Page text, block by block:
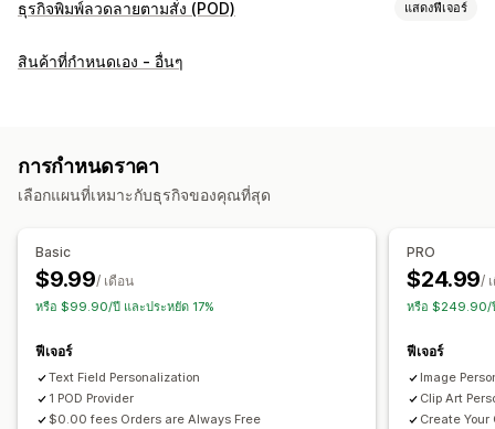
ธุรกิจพิมพ์ลวดลายตามสั่ง (POD) แสดงฟีเจอร์
การปรับแต่งสินค้า
สินค้า
พิมพ์ลายทั้งตัว
กระเป๋า เครื่องแต่งกาย
เครื่องประดับ
เป็นมิตรกับสิ่งแวดล้อม
สินค้าที่กำหนดเอง - อื่นๆ
การกำหนดราคา
เลือกแผนที่เหมาะกับธุรกิจของคุณที่สุด
Basic
$9.99/ เดือน
หรือ $99.90/ปี และประหยัด 17%
ฟีเจอร์
Text Field Personalization
1 POD Provider
$0.00 fees Orders are Always Free
PRO
$24.99/
หรือ $249.90/
ฟีเจอร์
Image
Clip Art
Create Your